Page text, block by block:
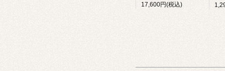
17,600円(税込)